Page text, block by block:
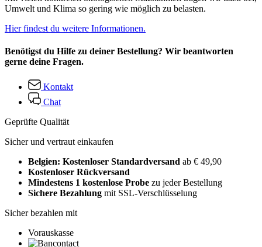
Umwelt und Klima so gering wie möglich zu belasten.
Hier findest du weitere Informationen.
Benötigst du Hilfe zu deiner Bestellung? Wir beantworten
gerne deine Fragen.
Kontakt
Chat
Geprüfte Qualität
Sicher und vertraut einkaufen
Belgien: Kostenloser Standardversand ab € 49,90
Kostenloser Rückversand
Mindestens 1 kostenlose Probe zu jeder Bestellung
Sichere Bezahlung mit SSL-Verschlüsselung
Sicher bezahlen mit
Vorauskasse